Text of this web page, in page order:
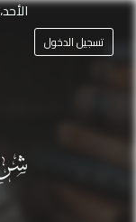
تسجيل الدخول
الأحد، ٢٦ صفر